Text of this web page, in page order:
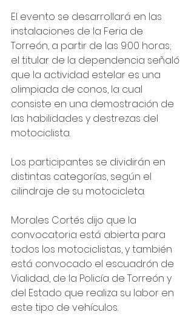
El evento se desarrollará en las
instalaciones de la Feria de
Torreón, a partir de las 9:00 horas;
el titular de la dependencia señaló
que la actividad estelar es una
olimpiada de conos, la cual
consiste en una demostración de
las habilidades y destrezas del
motociclista.
Los participantes se dividirán en
distintas categorías, según el
cilindraje de su motocicleta.
Morales Cortés dijo que la
convocatoria está abierta para
todos los motociclistas, y también
está convocado el escuadrón de
Vialidad, de la Policía de Torreón y
del Estado que realiza su labor en
este tipo de vehículos.